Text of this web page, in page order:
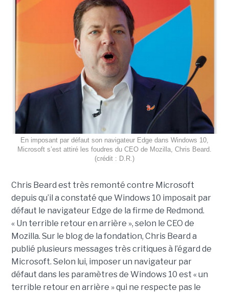
En imposant par défaut son navigateur Edge dans Windows 10,
Microsoft s’est attiré les foudres du CEO de Mozilla, Chris Beard.
(crédit : D.R.)
Chris Beard est très remonté contre Microsoft
depuis qu’il a constaté que Windows 10 imposait par
défaut le navigateur Edge de la firme de Redmond.
« Un terrible retour en arrière », selon le CEO de
Mozilla. Sur le blog de la fondation, Chris Beard a
publié plusieurs messages très critiques à l’égard de
Microsoft. Selon lui, imposer un navigateur par
défaut dans les paramètres de Windows 10 est « un
terrible retour en arrière » qui ne respecte pas le